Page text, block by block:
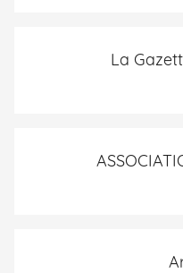
La